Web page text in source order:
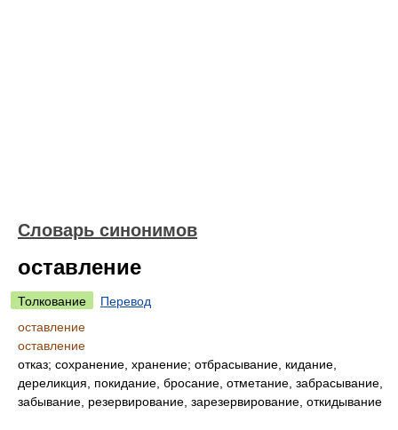
Словарь синонимов
оставление
Толкование
Перевод
оставление
оставление
отказ; сохранение, хранение; отбрасывание, кидание,
дереликция, покидание, бросание, отметание, забрасывание,
забывание, резервирование, зарезервирование, откидывание